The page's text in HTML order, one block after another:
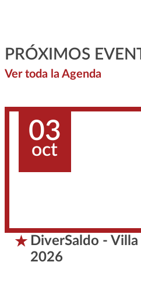
PRÓXIMOS
Ver toda la Agenda
03
oct
DiverSaldo -
2026